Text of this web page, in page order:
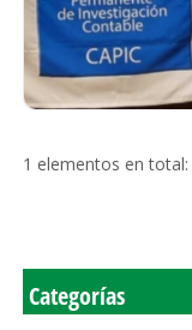
1 elementos en total:
Categorías